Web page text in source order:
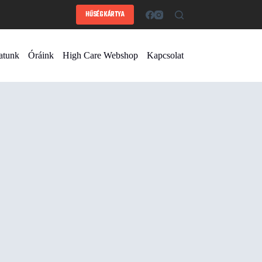
HŰSÉGKÁRTYA
Óráink High Care Webshop Kapcsolat